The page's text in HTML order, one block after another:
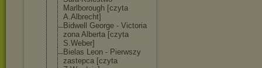
Marlborough [czyta
A.Albrecht]
Bidwell George - Victoria
zona Alberta [czyta
S.Weber]
Bielas Leon - Pierwszy
zastepca [czyta